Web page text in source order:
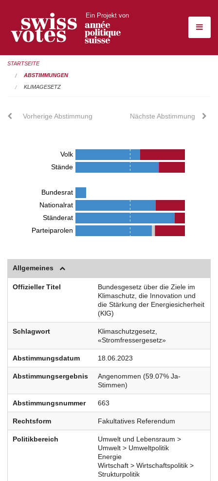
Ein Projekt von
STARTSEITE
ABSTIMMUNGEN
KLIMAGESETZ
Vorherige Abstimmung Nächste Abstimmung
Volk
Stände
Bundesrat
Nationalrat
Ständerat
Parteiparolen
Allgemeines
Offizieller Titel
Bundesgesetz über die Ziele im
Klimaschutz, die Innovation und
die Stärkung der Energiesicherheit
(KlG)
Schlagwort
Klimaschutzgesetz,
«Stromfressergesetz»
Abstimmungsdatum 18.06.2023
Abstimmungsergebnis
Angenommen (59.07% Ja-
Stimmen)
Abstimmungsnummer 663
Rechtsform Fakultatives Referendum
Politikbereich
Umwelt und Lebensraum >
Umwelt > Umweltpolitik
Energie
Wirtschaft > Wirtschaftspolitik >
Strukturpolitik